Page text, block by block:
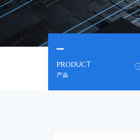
PRODUCT
产品